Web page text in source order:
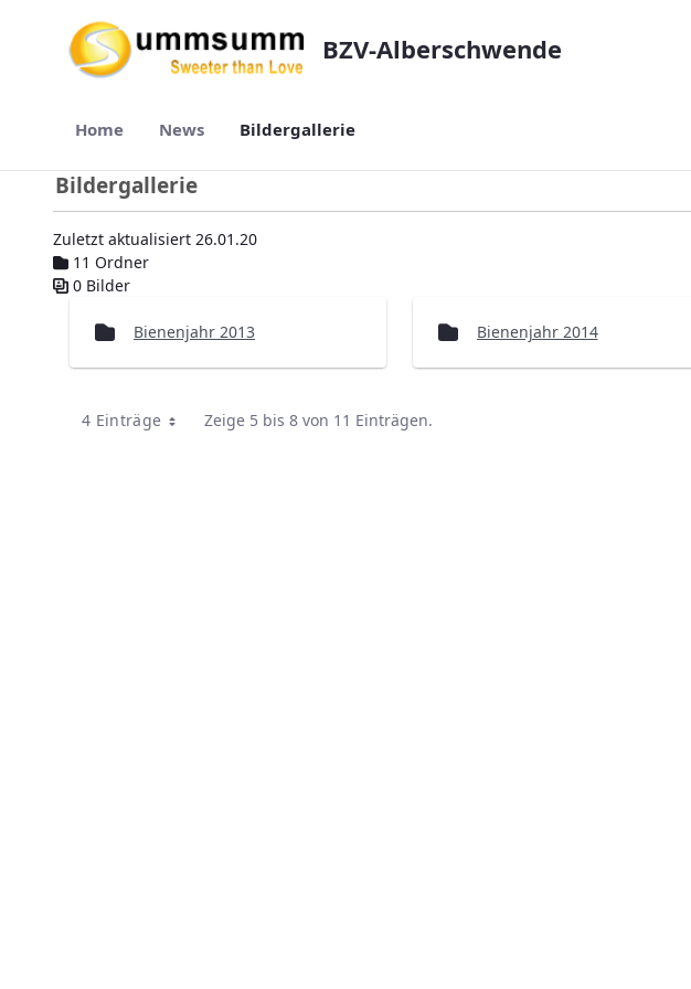
Zum Hauptinhalt springen
BZV-Alberschwende
Home News Bildergallerie
Bildergallerie
Zuletzt aktualisiert 26.01.20
11 Ordner
0 Bilder
Bienenjahr 2013
Bienenjahr 2014
4 Einträge Zeige 5 bis 8 von 11 Einträgen.